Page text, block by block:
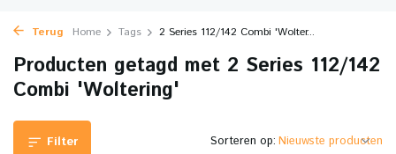
Terug Home Tags 2 Series 112/142 Combi 'Wolter...
Producten getagd met 2 Series 112/142
Combi 'Woltering'
Filter Sorteren op: